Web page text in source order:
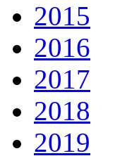
2015
2016
2017
2018
2019